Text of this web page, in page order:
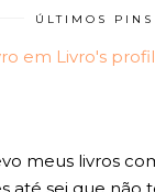
ÚLTIMOS PINS
em Livro's
meus livros
até sei que não